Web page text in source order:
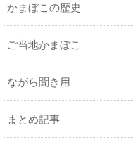
かまぼこの歴史
ご当地かまぼこ
ながら聞き用
まとめ記事